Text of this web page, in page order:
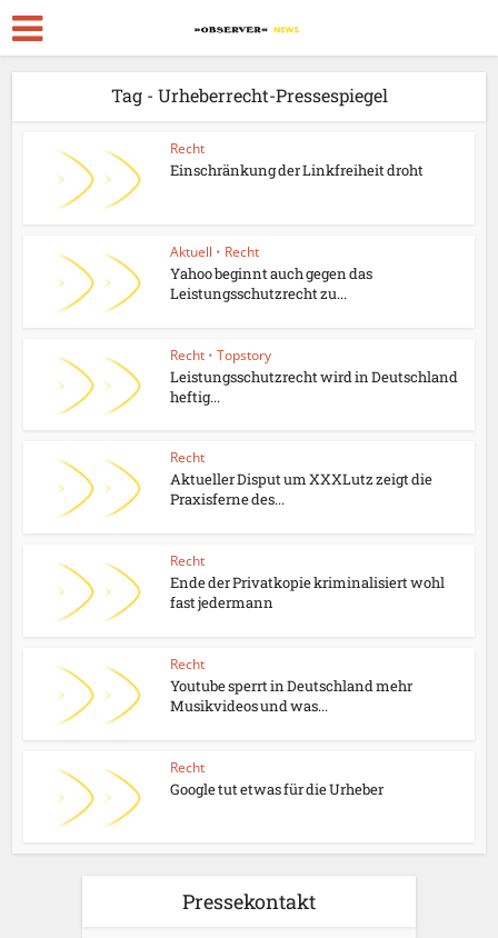
Tag - Urheberrecht-Pressespiegel
Recht
Einschränkung der Linkfreiheit droht
Aktuell • Recht
Yahoo beginnt auch gegen das
Leistungsschutzrecht zu...
Recht • Topstory
Leistungsschutzrecht wird in Deutschland
heftig...
Recht
Aktueller Disput um XXXLutz zeigt die
Praxisferne des...
Recht
Ende der Privatkopie kriminalisiert wohl
fast jedermann
Recht
Youtube sperrt in Deutschland mehr
Musikvideos und was...
Recht
Google tut etwas für die Urheber
Pressekontakt